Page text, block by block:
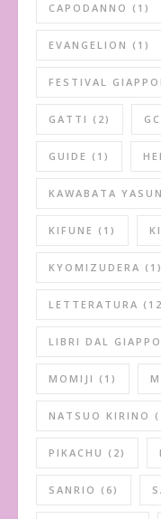
CAPODANNO (1)
EVANGELION (1)
FESTIVAL
GATTI (2)
GUIDE (1)
KAWABATA
KIFUNE (1)
KYOMIZUDERA (1)
LETTERATURA
LIBRI DAL
MOMIJI (1)
NATSUO KIRINO
PIKACHU (2)
SANRIO (6)